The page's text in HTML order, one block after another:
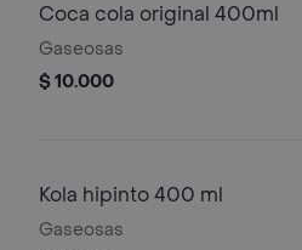
Coca cola original 400ml
Gaseosas
$ 10.000
Kola hipinto 400 ml
Gaseosas